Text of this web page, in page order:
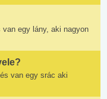
egy lány, aki nagyon
van egy srác aki